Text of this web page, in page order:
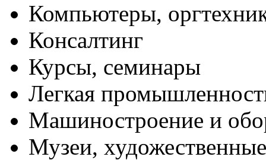
Компьютеры,
Консалтинг
Курсы, семинары
Легкая
Машиностроение и
Музеи,